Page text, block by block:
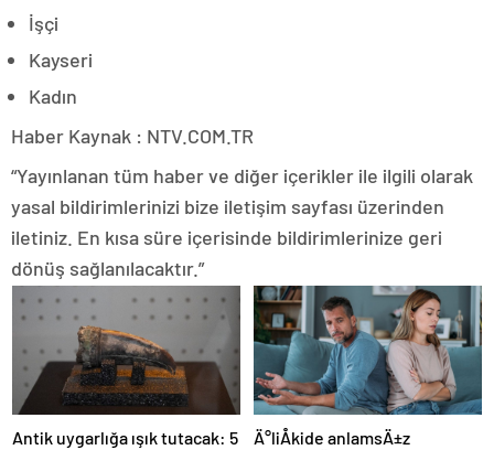
İşçi
Kayseri
Kadın
Haber Kaynak : NTV.COM.TR
“Yayınlanan tüm haber ve diğer içerikler ile ilgili olarak
yasal bildirimlerinizi bize iletişim sayfası üzerinden
iletiniz. En kısa süre içerisinde bildirimlerinize geri
dönüş sağlanılacaktır.”
Antik uygarlığa ışık tutacak: 5
Ä°liÅkide anlamsÄ±z